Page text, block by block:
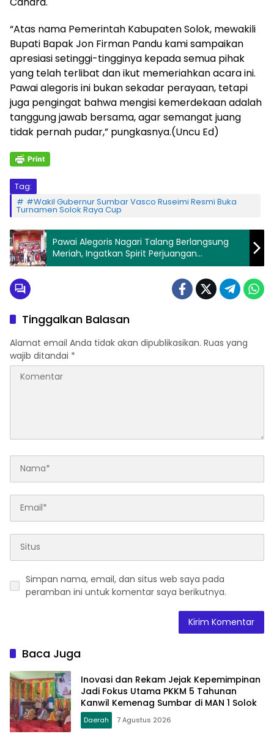
“Atas nama Pemerintah Kabupaten Solok, mewakili
Bupati Bapak Jon Firman Pandu kami sampaikan
apresiasi setinggi-tingginya kepada semua pihak
yang telah terlibat dan ikut memeriahkan acara ini.
Pawai alegoris ini bukan sekadar perayaan, tetapi
juga pengingat bahwa mengisi kemerdekaan adalah
tanggung jawab bersama, agar semangat juang
tidak pernah pudar,” pungkasnya.(Uncu Ed)
Tag:
#Wakil Gubernur Sumbar Vasco Ruseimi Resmi Buka
Turnamen Solok Raya Cup
Pawai Alegoris Nagari Talang Berlangsung
Meriah, Ingatkan Spirit Perjuangan
Kemerdekaan
Tinggalkan Balasan
Alamat email Anda tidak akan dipublikasikan. Ruas yang
wajib ditandai *
Simpan nama, email, dan situs web saya pada
peramban ini untuk komentar saya berikutnya.
Baca Juga
Inovasi dan Rekam Jejak Kepemimpinan
Jadi Fokus Utama PKKM 5 Tahunan
Kanwil Kemenag Sumbar di MAN 1 Solok
Daerah 7 Agustus 2026